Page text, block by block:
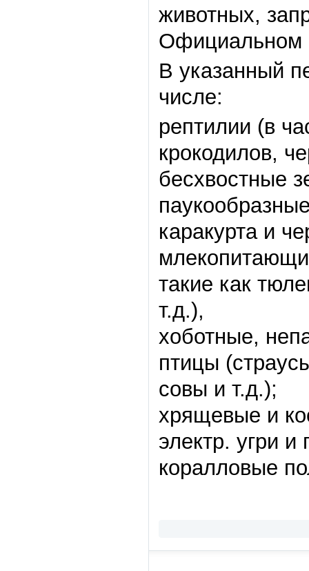
животных,
Официальном
В указанный
числе:
рептилии (в
крокодилов,
бесхвостные
каракурта и
такие как
т.д.),
хоботные,
птицы
совы и т.д.);
хрящевые и
электр. угри и
коралловые